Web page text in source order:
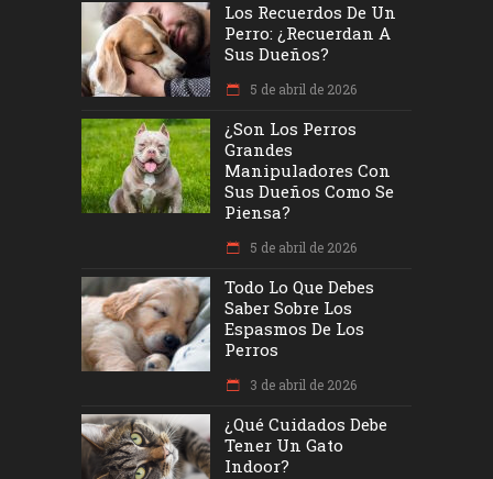
Los Recuerdos De Un
Perro: ¿recuerdan A
Sus Dueños?
5 de abril de 2026
¿Son Los Perros
Grandes
Manipuladores Con
Sus Dueños Como Se
Piensa?
5 de abril de 2026
Todo Lo Que Debes
Saber Sobre Los
Espasmos De Los
Perros
3 de abril de 2026
¿Qué Cuidados Debe
Tener Un Gato
Indoor?